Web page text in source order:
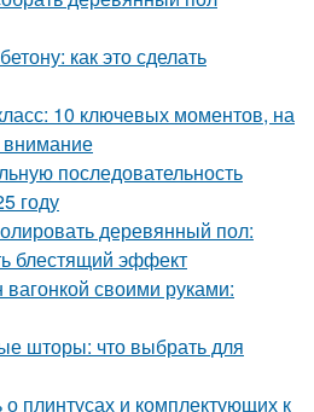
как это сделать
10 ключевых моментов, на
внимание
последовательность
году
деревянный пол:
блестящий эффект
вагонкой своими руками:
шторы: что выбрать для
о плинтусах и комплектующих к